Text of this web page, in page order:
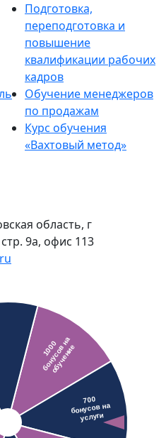
Подготовка,
переподготовка и
повышение
квалификации рабочих
кадров
Обучение менеджеров
по продажам
Курс обучения
«Вахтовый метод»
область, г
9а, офис 113